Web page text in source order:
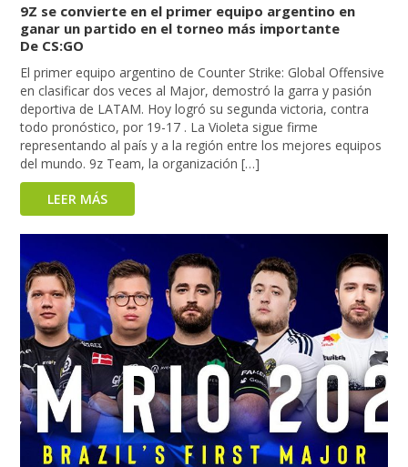
9Z se convierte en el primer equipo argentino en
ganar un partido en el torneo más importante
De CS:GO
El primer equipo argentino de Counter Strike: Global Offensive
en clasificar dos veces al Major, demostró la garra y pasión
deportiva de LATAM. Hoy logró su segunda victoria, contra
todo pronóstico, por 19-17 . La Violeta sigue firme
representando al país y a la región entre los mejores equipos
del mundo. 9z Team, la organización […]
LEER MÁS